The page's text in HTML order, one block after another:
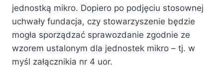
jednostką mikro. Dopiero po podjęciu stosownej
uchwały fundacja, czy stowarzyszenie będzie
mogła sporządzać sprawozdanie zgodnie ze
wzorem ustalonym dla jednostek mikro – tj. w
myśl załącznikia nr 4 uor.